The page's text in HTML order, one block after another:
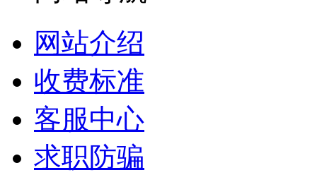
网站介绍
收费标准
客服中心
求职防骗